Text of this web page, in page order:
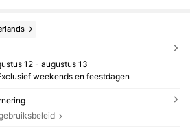
12 - augustus 13
weekends en feestdagen